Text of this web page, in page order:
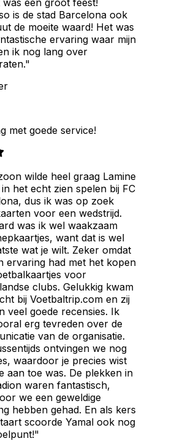
was één groot feest!
is de stad Barcelona ook
de moeite waard! Het was
ervaring waar mijn
ik nog lang over
met goede service!
wilde heel graag Lamine
in het echt zien spelen bij FC
dus ik was op zoek
voor een wedstrijd.
was ik wel waakzaam
want dat is wel
wat je wilt. Zeker omdat
ervaring had met het kopen
voor
clubs. Gelukkig kwam
bij Voetbaltrip.com en zij
veel goede recensies. Ik
erg tevreden over de
van de organisatie.
ontvingen we nog
waardoor je precies wist
aan toe was. De plekken in
waren fantastisch,
we een geweldige
hebben gehad. En als kers
scoorde Yamal ook nog